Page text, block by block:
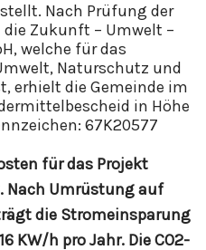
Nach Prüfung der
Zukunft – Umwelt –
welche für das
Naturschutz und
erhielt die Gemeinde im
in Höhe
67K20577
für das Projekt
Nach Umrüstung auf
die Stromeinsparung
KW/h pro Jahr. Die CO2-